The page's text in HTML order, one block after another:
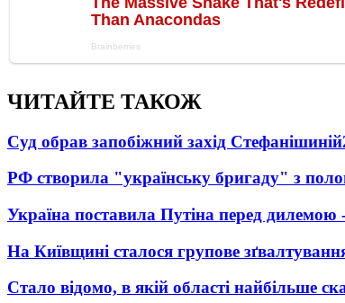
ЧИТАЙТЕ ТАКОЖ
Суд обрав запобіжний захід Стефанішиній
РФ створила "українську бригаду" з
Україна поставила Путіна перед дилемою
На Київщині сталося групове
Стало відомо, в якій області найбільше